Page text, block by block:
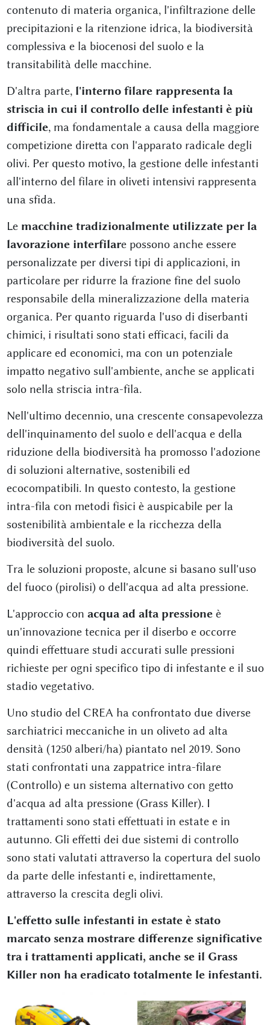
contenuto di materia organica, l'infiltrazione delle
precipitazioni e la ritenzione idrica, la biodiversità
complessiva e la biocenosi del suolo e la
transitabilità delle macchine.
D'altra parte, l'interno filare rappresenta la
striscia in cui il controllo delle infestanti è più
difficile, ma fondamentale a causa della maggiore
competizione diretta con l'apparato radicale degli
olivi. Per questo motivo, la gestione delle infestanti
all'interno del filare in oliveti intensivi rappresenta
una sfida.
Le macchine tradizionalmente utilizzate per la
lavorazione interfilare possono anche essere
personalizzate per diversi tipi di applicazioni, in
particolare per ridurre la frazione fine del suolo
responsabile della mineralizzazione della materia
organica. Per quanto riguarda l'uso di diserbanti
chimici, i risultati sono stati efficaci, facili da
applicare ed economici, ma con un potenziale
impatto negativo sull'ambiente, anche se applicati
solo nella striscia intra-fila.
Nell'ultimo decennio, una crescente consapevolezza
dell'inquinamento del suolo e dell'acqua e della
riduzione della biodiversità ha promosso l'adozione
di soluzioni alternative, sostenibili ed
ecocompatibili. In questo contesto, la gestione
intra-fila con metodi fisici è auspicabile per la
sostenibilità ambientale e la ricchezza della
biodiversità del suolo.
Tra le soluzioni proposte, alcune si basano sull'uso
del fuoco (pirolisi) o dell'acqua ad alta pressione.
L'approccio con acqua ad alta pressioneè
un'innovazione tecnica per il diserbo e occorre
quindi effettuare studi accurati sulle pressioni
richieste per ogni specifico tipo di infestante e il suo
stadio vegetativo.
Uno studio del CREA ha confrontato due diverse
sarchiatrici meccaniche in un oliveto ad alta
densità (1250 alberi/ha) piantato nel 2019. Sono
stati confrontati una zappatrice intra-filare
(Controllo) e un sistema alternativo con getto
d'acqua ad alta pressione (Grass Killer). I
trattamenti sono stati effettuati in estate e in
autunno. Gli effetti dei due sistemi di controllo
sono stati valutati attraverso la copertura del suolo
da parte delle infestanti e, indirettamente,
attraverso la crescita degli olivi.
L'effetto sulle infestanti in estate è stato
marcato senza mostrare differenze significative
tra i trattamenti applicati, anche se il Grass
Killer non ha eradicato totalmente le infestanti.